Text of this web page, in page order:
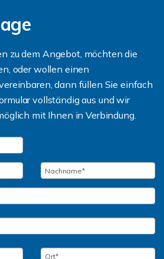
zu dem Angebot, möchten die
oder wollen einen
dann füllen Sie einfach
vollständig aus und wir
mit Ihnen in Verbindung.